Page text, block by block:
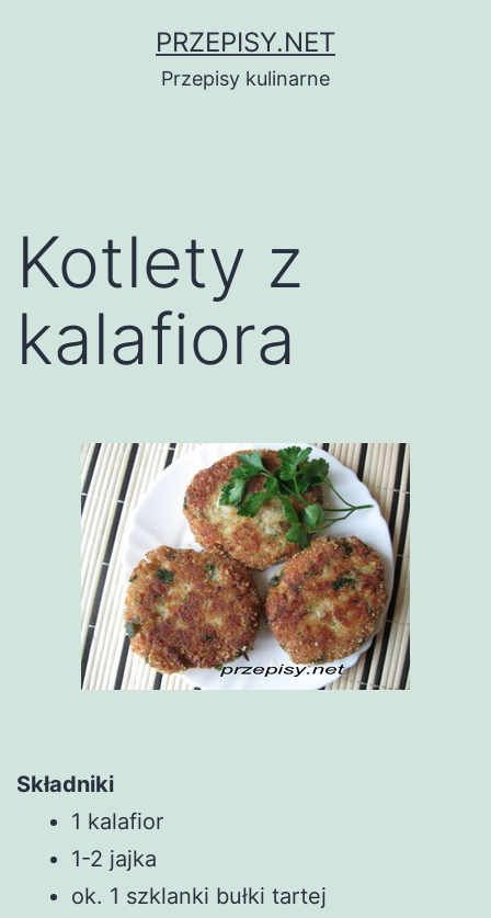
PRZEPISY.NET
Przepisy kulinarne
Kotlety z
kalafiora
Składniki
1 kalafior
1-2 jajka
ok. 1 szklanki bułki tartej